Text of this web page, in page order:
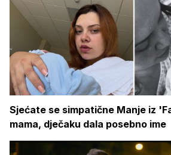
Sjećate se simpatične Manje iz
mama, dječaku dala posebno ime